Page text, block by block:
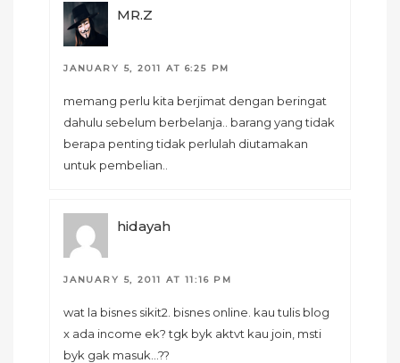
MR.Z
JANUARY 5, 2011 AT 6:25 PM
memang perlu kita berjimat dengan beringat
dahulu sebelum berbelanja.. barang yang tidak
berapa penting tidak perlulah diutamakan
untuk pembelian..
hidayah
JANUARY 5, 2011 AT 11:16 PM
wat la bisnes sikit2. bisnes online. kau tulis blog
x ada income ek? tgk byk aktvt kau join, msti
byk gak masuk…??